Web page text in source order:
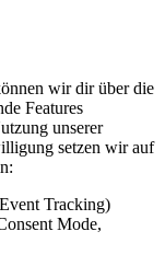
wir dir über die
Features
unserer
setzen wir auf
Tracking)
Mode,